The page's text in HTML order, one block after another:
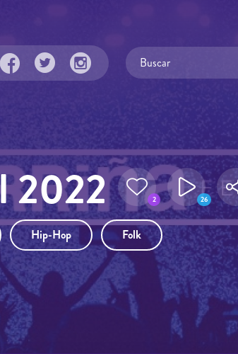
2022 2 26
Hip-Hop Folk